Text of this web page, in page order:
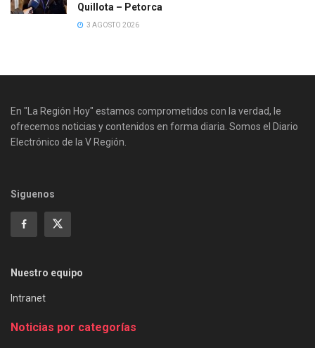
Quillota – Petorca
3 AGOSTO 2026
En "La Región Hoy" estamos comprometidos con la verdad, le
ofrecemos noticias y contenidos en forma diaria. Somos el Diario
Electrónico de la V Región.
Siguenos
Nuestro equipo
Intranet
Noticias por categorías